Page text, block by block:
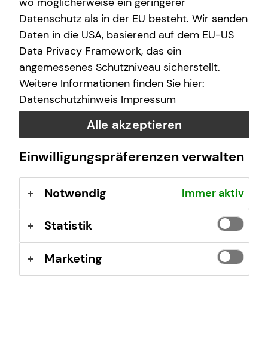
I help you understand the German system and make
smart financial decisions – no matter where you come
from.
What makes my financial advice
unique?
Datenschutz als in der EU besteht. Wir senden
Daten in die USA, basierend auf dem EU-US
Data Privacy Framework, das ein
angemessenes Schutzniveau sicherstellt.
Weitere Informationen finden Sie hier:
Datenschutzhinweis Impressum
Alle akzeptieren
Einwilligungspräferenzen verwalten
Notwendig Immer aktiv
Statistik
Marketing